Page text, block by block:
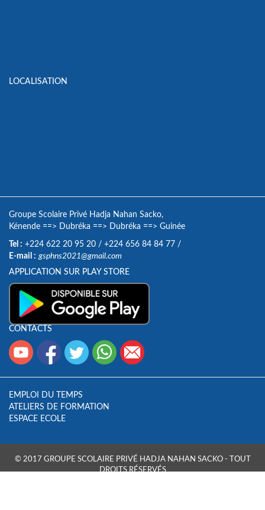
LOCALISATION
Groupe Scolaire Privé Hadja Nahan Sacko,
Kénende ==> Dubréka ==> Dubréka ==> Guinée
Tel : +224 622 20 95 20 / +224 656 84 84 77 /
E-mail : gsphns2021@gmail.com
APPLICATION SUR PLAY STORE
CONTACTS
EMPLOI DU TEMPS
ATELIERS DE FORMATION
ESPACE ECOLE
© 2017 GROUPE SCOLAIRE PRIVÉ HADJA NAHAN SACKO - TOUT
DROITS RÉSERVÉS